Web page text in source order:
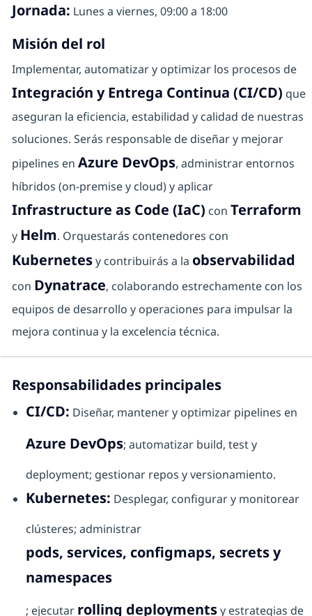
Jornada: Lunes a viernes, 09:00 a 18:00
Misión del rol
Implementar, automatizar y optimizar los procesos de
Integración y Entrega Continua (CI/CD) que
aseguran la eficiencia, estabilidad y calidad de nuestras
soluciones. Serás responsable de diseñar y mejorar
pipelines en Azure DevOps, administrar entornos
híbridos (on-premise y cloud) y aplicar
Infrastructure as Code (IaC) con Terraform
y Helm. Orquestarás contenedores con
Kubernetesy contribuirás a la observabilidad
con Dynatrace, colaborando estrechamente con los
equipos de desarrollo y operaciones para impulsar la
mejora continua y la excelencia técnica.
Responsabilidades principales
CI/CD: Diseñar, mantener y optimizar pipelines en
Azure DevOps; automatizar build, test y
deployment; gestionar repos y versionamiento.
Kubernetes: Desplegar, configurar y monitorear
clústeres; administrar
pods, services, configmaps, secrets y
namespaces
; ejecutar rolling deploymentsy estrategias de